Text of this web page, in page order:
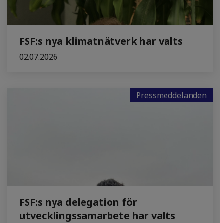
FSF:s nya klimatnätverk har valts
02.07.2026
Pressmeddelanden
FSF:s nya delegation för
utvecklingssamarbete har valts